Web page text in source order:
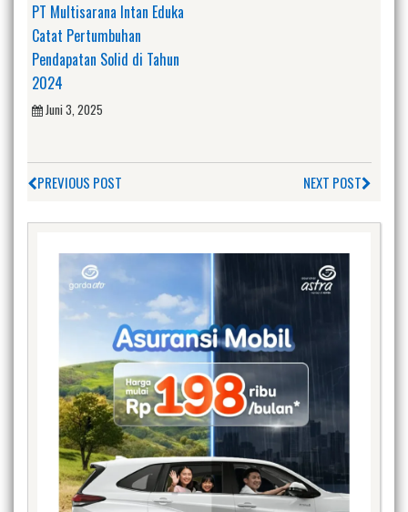
PT Multisarana Intan Eduka
Catat Pertumbuhan
Pendapatan Solid di Tahun
2024
Juni 3, 2025
PREVIOUS POST NEXT POST